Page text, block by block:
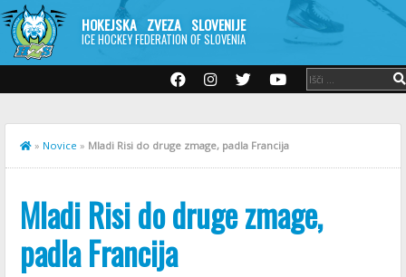
HOKEJSKA ZVEZA SLOVENIJE
ICE HOCKEY FEDERATION OF SLOVENIA
» Novice » Mladi Risi do druge zmage, padla Francija
Mladi Risi do druge zmage,
padla Francija